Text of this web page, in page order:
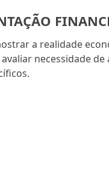
a realidade
necessidade